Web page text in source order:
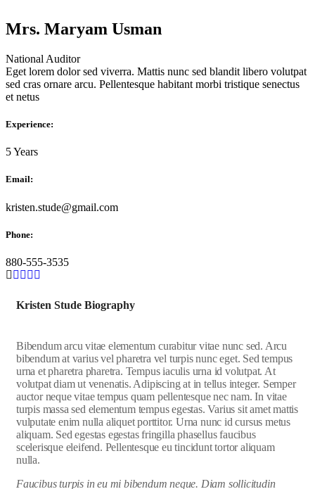
Mrs. Maryam Usman
National Auditor
Eget lorem dolor sed viverra. Mattis nunc sed blandit libero volutpat
sed cras ornare arcu. Pellentesque habitant morbi tristique senectus
et netus
Experience:
5 Years
Email:
kristen.stude@gmail.com
Phone:
880-555-3535
Kristen Stude Biography
Bibendum arcu vitae elementum curabitur vitae nunc sed. Arcu
bibendum at varius vel pharetra vel turpis nunc eget. Sed tempus
urna et pharetra pharetra. Tempus iaculis urna id volutpat. At
volutpat diam ut venenatis. Adipiscing at in tellus integer. Semper
auctor neque vitae tempus quam pellentesque nec nam. In vitae
turpis massa sed elementum tempus egestas. Varius sit amet mattis
vulputate enim nulla aliquet porttitor. Urna nunc id cursus metus
aliquam. Sed egestas egestas fringilla phasellus faucibus
scelerisque eleifend. Pellentesque eu tincidunt tortor aliquam
nulla.
Faucibus turpis in eu mi bibendum neque. Diam sollicitudin